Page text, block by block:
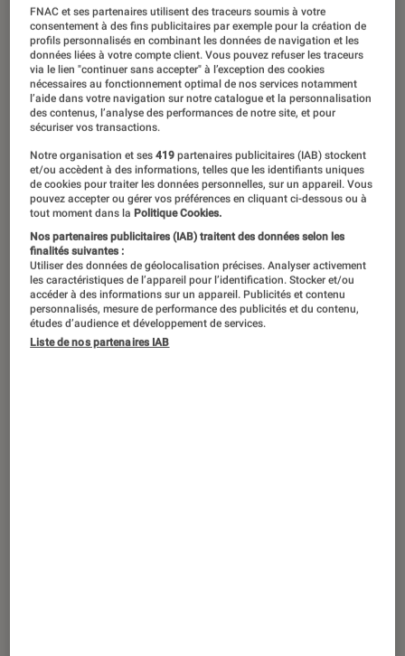
ACTU
FNAC et ses partenaires utilisent des traceurs soumis à votre
consentement à des fins publicitaires par exemple pour la création de
profils personnalisés en combinant les données de navigation et les
données liées à votre compte client. Vous pouvez refuser les traceurs
via le lien "continuer sans accepter" à l’exception des cookies
nécessaires au fonctionnement optimal de nos services notamment
l’aide dans votre navigation sur notre catalogue et la personnalisation
des contenus, l’analyse des performances de notre site, et pour
sécuriser vos transactions.
Notre organisation et ses419 partenaires publicitaires (IAB) stockent
et/ou accèdent à des informations, telles que les identifiants uniques
de cookies pour traiter les données personnelles, sur un appareil. Vous
pouvez accepter ou gérer vos préférences en cliquant ci-dessous ou à
tout moment dans la Politique Cookies.
Nos partenaires publicitaires (IAB) traitent des données selon les
finalités suivantes :
Utiliser des données de géolocalisation précises. Analyser activement
les caractéristiques de l’appareil pour l’identification. Stocker et/ou
accéder à des informations sur un appareil. Publicités et contenu
personnalisés, mesure de performance des publicités et du contenu,
études d’audience et développement de services.
Liste de nos partenaires IAB